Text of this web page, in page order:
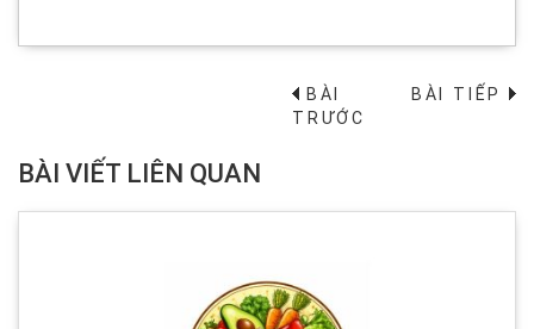
BÀI
TRƯỚC
BÀI TIẾP→
BÀI VIẾT LIÊN QUAN